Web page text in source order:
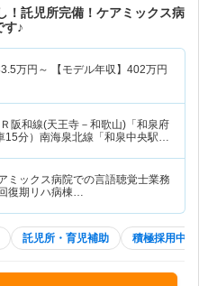
！託児所完備！ケアミックス病
す♪
万円～ 【モデル年収】 402万円
Ｒ阪和線(天王寺－和歌山)「和泉府
15分）南海泉北線「和泉中央駅」
ミックス病院での言語聴覚士業務
復期リハ病棟…
託児所・育児補助 積極採用中